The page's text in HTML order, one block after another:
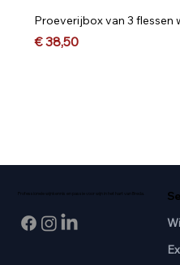
Proeverijbox van 3 flessen
Prijs
€ 38,50
Professionele wijnkennis en passie voor wijn in het hart van Breda.